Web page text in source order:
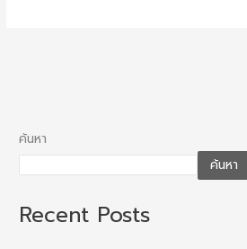
ค้นหา
ค้นหา
Recent Posts